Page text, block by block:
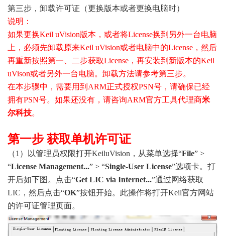
第三步，卸载许可证（更换版本或者更换电脑时）
说明：
如果更换Keil uVision版本，或者将License换到另外一台电脑
上，必须先卸载原来Keil uVision或者电脑中的License，然后
再重新按照第一、二步获取License，再安装到新版本的Keil
uVison或者另外一台电脑。卸载方法请参考第三步。
在本步骤中，需要用到ARM正式授权PSN号，请确保已经
拥有PSN号。如果还没有，请咨询ARM官方工具代理商米
尔科技。
第一步 获取单机许可证
（1）以管理员权限打开KeiluVision，从菜单选择“File” >
“License Management...” > “Single-User License”选项卡。打
开后如下图。
点击“Get LIC via Internet...”通过网络获取
LIC ，然后点击“OK”按钮开始。此操作将打开Keil官方网站
的许可证管理页面。